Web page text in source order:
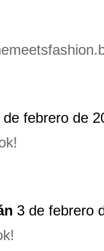
de febrero de
3 de febrero